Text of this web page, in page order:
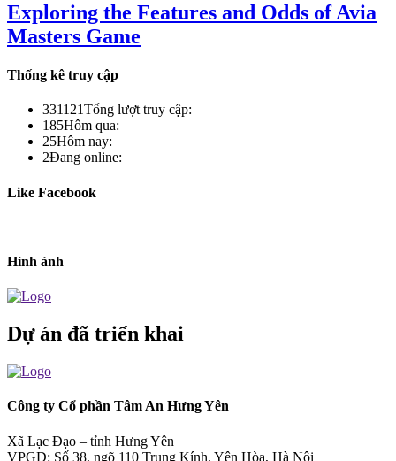
Exploring the Features and Odds of Avia
Masters Game
Thống kê truy cập
331121Tổng lượt truy cập:
185Hôm qua:
25Hôm nay:
2Đang online:
Like Facebook
Hình ảnh
Dự án đã triển khai
Công ty Cổ phần Tâm An Hưng Yên
Xã Lạc Đạo – tỉnh Hưng Yên
VPGD: Số 38, ngõ 110 Trung Kính, Yên Hòa, Hà Nội